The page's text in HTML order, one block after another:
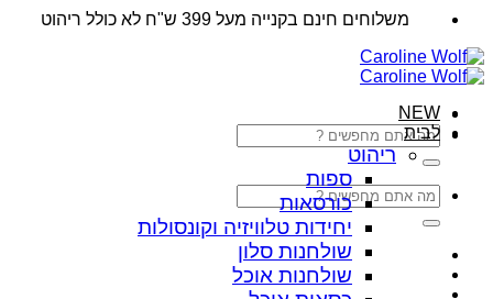
משלוחים חינם בקנייה מעל 399 ש"ח לא כולל ריהוט
חיפוש
עבור:
חיפוש
עבור:
NEW
לבית
ריהוט
ספות
כורסאות
יחידות טלוויזיה וקונסולות
שולחנות סלון
שולחנות אוכל